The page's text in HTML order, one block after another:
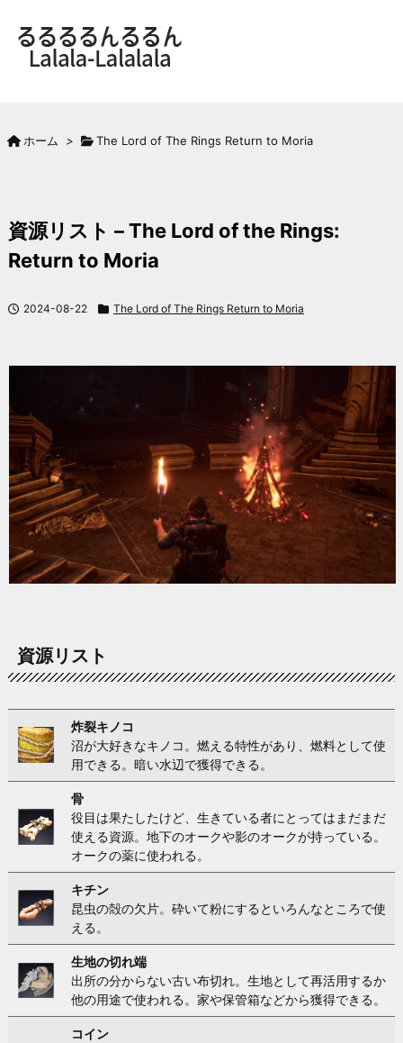
ホーム > The Lord of The Rings Return to Moria
資源リスト – The Lord of the Rings:
Return to Moria
2024-08-22 The Lord of The Rings Return to Moria
資源リスト
炸裂キノコ
沼が大好きなキノコ。燃える特性があり、燃料として使
用できる。暗い水辺で獲得できる。
骨
役目は果たしたけど、生きている者にとってはまだまだ
使える資源。地下のオークや影のオークが持っている。
オークの薬に使われる。
キチン
昆虫の殻の欠片。砕いて粉にするといろんなところで使
える。
生地の切れ端
出所の分からない古い布切れ。生地として再活用するか
他の用途で使われる。家や保管箱などから獲得できる。
コイン